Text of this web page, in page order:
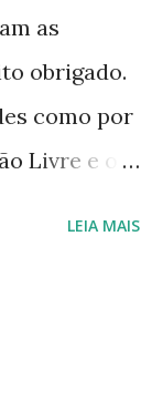
as
obrigado.
como por
Livre e o
o
LEIA MAIS